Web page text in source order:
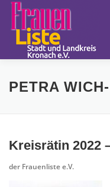
Zum
Inhalt
springen
FRAUENLISTE
LANDESVERBAND
PETRA
Kreisrätin 2022
der Frauenliste e.V.